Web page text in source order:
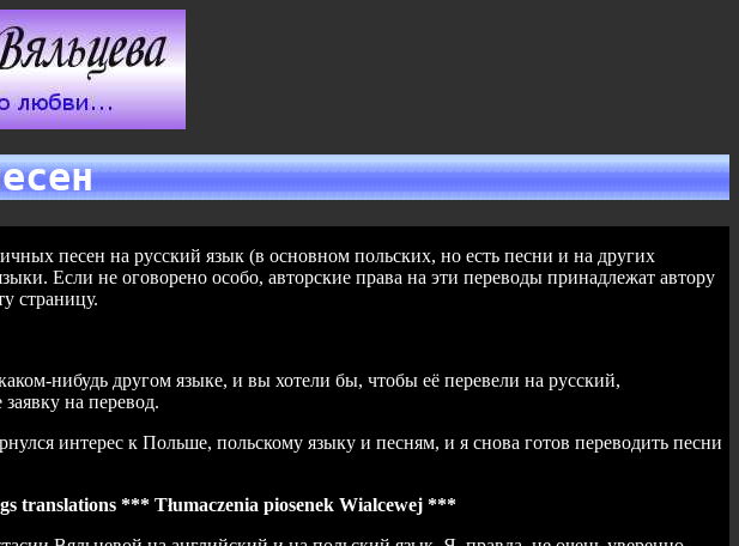
песен на русский язык (в основном польских, но есть песни и на других
Если не оговорено особо, авторские права на эти переводы принадлежат автору
страницу.
нибудь другом языке, и вы хотели бы, чтобы её перевели на русский,
заявку на перевод.
интерес к Польше, польскому языку и песням, и я снова готов переводить песни
translations *** Tłumaczenia piosenek Wialcewej ***